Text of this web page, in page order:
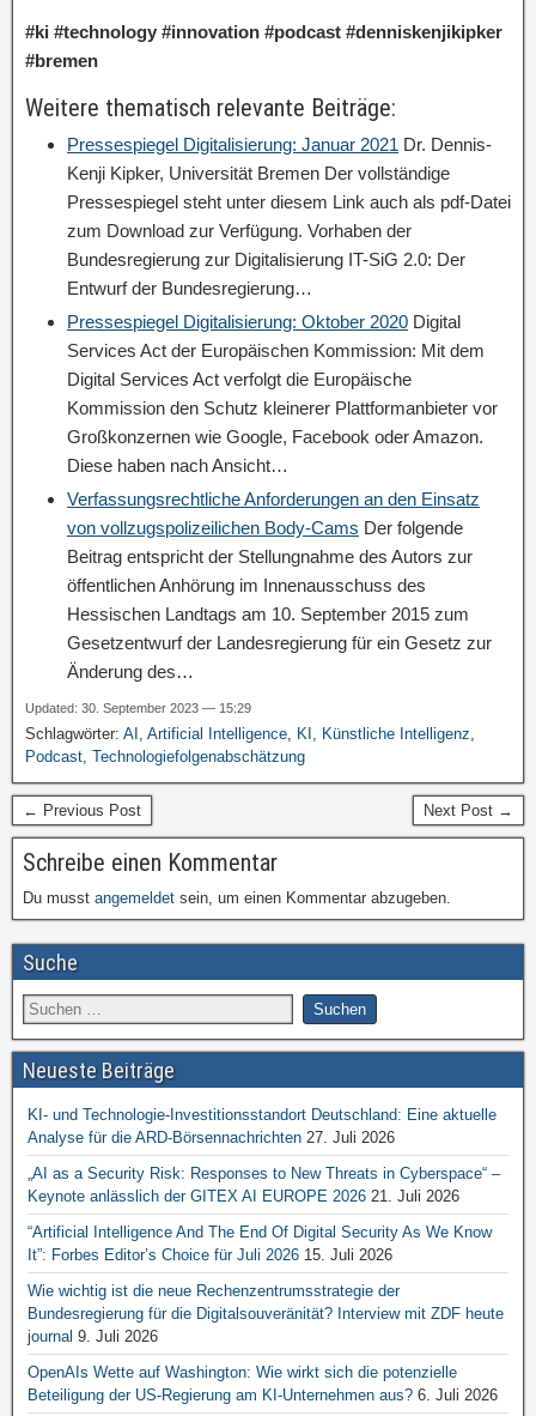
#ki #technology #innovation #podcast #denniskenjikipker
#bremen
Weitere thematisch relevante Beiträge:
Pressespiegel Digitalisierung: Januar 2021 Dr. Dennis-
Kenji Kipker, Universität Bremen Der vollständige
Pressespiegel steht unter diesem Link auch als pdf-Datei
zum Download zur Verfügung. Vorhaben der
Bundesregierung zur Digitalisierung IT-SiG 2.0: Der
Entwurf der Bundesregierung…
Pressespiegel Digitalisierung: Oktober 2020 Digital
Services Act der Europäischen Kommission: Mit dem
Digital Services Act verfolgt die Europäische
Kommission den Schutz kleinerer Plattformanbieter vor
Großkonzernen wie Google, Facebook oder Amazon.
Diese haben nach Ansicht…
Verfassungsrechtliche Anforderungen an den Einsatz
von vollzugspolizeilichen Body-Cams Der folgende
Beitrag entspricht der Stellungnahme des Autors zur
öffentlichen Anhörung im Innenausschuss des
Hessischen Landtags am 10. September 2015 zum
Gesetzentwurf der Landesregierung für ein Gesetz zur
Änderung des…
Updated: 30. September 2023 — 15:29
Schlagwörter: AI , Artificial Intelligence, KI , Künstliche Intelligenz,
Podcast, Technologiefolgenabschätzung
← Previous Post Next Post →
Schreibe einen Kommentar
Du musst angemeldet sein, um einen Kommentar abzugeben.
Suche
Neueste Beiträge
KI- und Technologie-Investitionsstandort Deutschland: Eine aktuelle
Analyse für die ARD-Börsennachrichten 27. Juli 2026
„AI as a Security Risk: Responses to New Threats in Cyberspace“ –
Keynote anlässlich der GITEX AI EUROPE 2026 21. Juli 2026
“Artificial Intelligence And The End Of Digital Security As We Know
It”: Forbes Editor’s Choice für Juli 2026 15. Juli 2026
Wie wichtig ist die neue Rechenzentrumsstrategie der
Bundesregierung für die Digitalsouveränität? Interview mit ZDF heute
journal 9. Juli 2026
OpenAIs Wette auf Washington: Wie wirkt sich die potenzielle
Beteiligung der US-Regierung am KI-Unternehmen aus? 6. Juli 2026